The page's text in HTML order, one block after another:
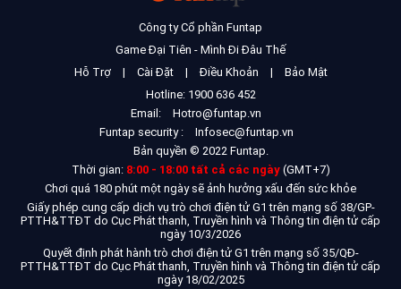
Công ty Cổ phần Funtap
Game Đại Tiên - Mình Đi Đâu Thế
Hỗ Trợ
| Cài Đặt | Điều Khoản |
Bảo Mật
Hotline: 1900 636 452
Email:
Hotro@funtap.vn
Funtap security :
Infosec@funtap.vn
Bản quyền © 2022 Funtap.
Thời gian: 8:00 - 18:00 tất cả các ngày(GMT+7)
Chơi quá 180 phút một ngày sẽ ảnh hưởng xấu đến sức khỏe
Giấy phép cung cấp dịch vụ trò chơi điện tử G1 trên mạng số 38/GP-
PTTH&TTĐT do Cục Phát thanh, Truyền hình và Thông tin điện tử cấp
ngày 10/3/2026
Quyết định phát hành trò chơi điện tử G1 trên mạng số 35/QĐ-
PTTH&TTĐT do Cục Phát thanh, Truyền hình và Thông tin điện tử cấp
ngày 18/02/2025